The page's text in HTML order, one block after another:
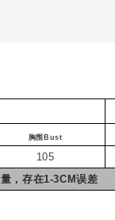
胸围Bust
105
，存在1-3CM误差